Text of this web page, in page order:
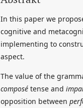
In this paper we
cognitive and
implementing to
aspect.
The value of the
composé tense and
opposition between